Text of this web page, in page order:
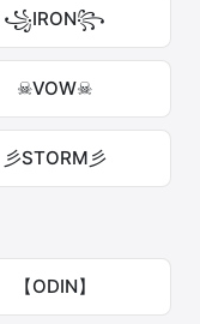
꧁IRON꧂
☠VOW☠
彡STORM彡
【ODIN】